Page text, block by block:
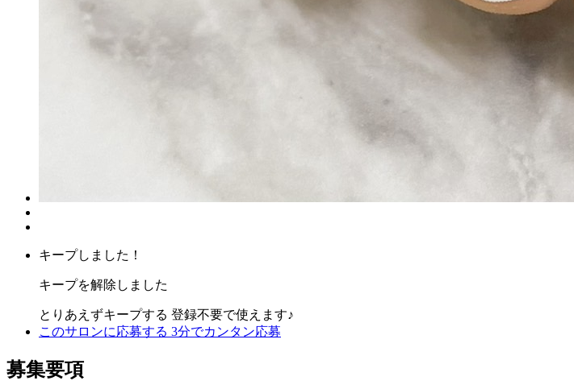
キープしました！
キープを解除しました
とりあえずキープする 登録不要で使えます♪
このサロンに応募する 3分でカンタン応募
募集要項